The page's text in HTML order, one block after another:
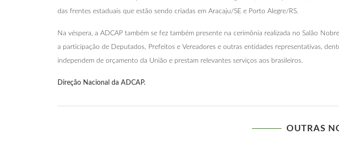
das frentes estaduais que estão sendo criadas em Aracaju/SE e Porto Alegre/RS.
Na véspera, a ADCAP também se fez também presente na cerimônia realizada no Salão
a participação de Deputados, Prefeitos e Vereadores e outras entidades representativas,
independem de orçamento da União e prestam relevantes serviços aos brasileiros.
Direção Nacional da ADCAP.
OUTRAS